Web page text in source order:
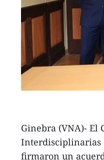
Ginebra (VNA)- El
Interdisciplinarias
firmaron un